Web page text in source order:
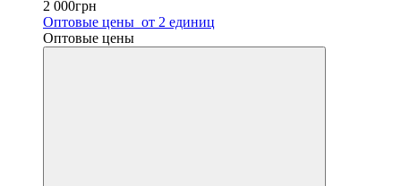
2 000грн
Оптовые цены от 2 единиц
Оптовые цены